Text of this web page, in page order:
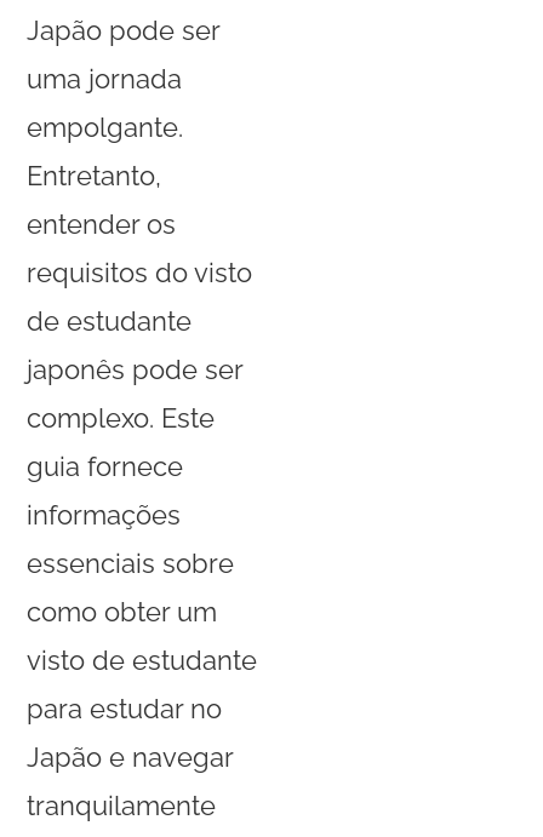
Japão pode ser
uma jornada
empolgante.
Entretanto,
entender os
requisitos do visto
de estudante
japonês pode ser
complexo. Este
guia fornece
informações
essenciais sobre
como obter um
visto de estudante
para estudar no
Japão e navegar
tranquilamente